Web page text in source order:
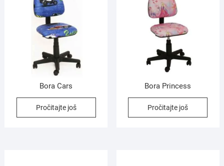
Bora Cars
Pročitajte još
Bora Princess
Pročitajte još